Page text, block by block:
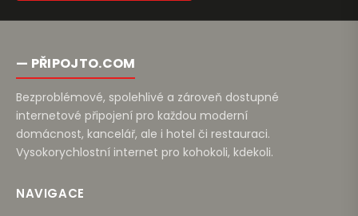
— PŘIPOJTO.COM
Bezproblémové, spolehlivé a zároveň dostupné
internetové připojení pro každou moderní
domácnost, kancelář, ale i hotel či restauraci.
Vysokorychlostní internet pro kohokoli, kdekoli.
NAVIGACE